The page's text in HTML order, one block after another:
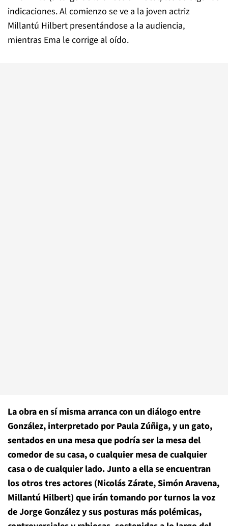
indicaciones. Al comienzo se ve a la joven actriz
Millantú Hilbert presentándose a la audiencia,
mientras Ema le corrige al oído.
La obra en sí misma arranca con un diálogo entre
González, interpretado por Paula Zúñiga, y un gato,
sentados en una mesa que podría ser la mesa del
comedor de su casa, o cualquier mesa de cualquier
casa o de cualquier lado. Junto a ella se encuentran
los otros tres actores (Nicolás Zárate, Simón Aravena,
Millantú Hilbert) que irán tomando por turnos la voz
de Jorge González y sus posturas más polémicas,